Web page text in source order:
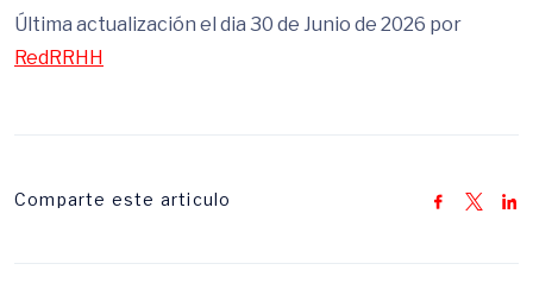
Última actualización el dia 30 de Junio de 2026 por
RedRRHH
Comparte este articulo